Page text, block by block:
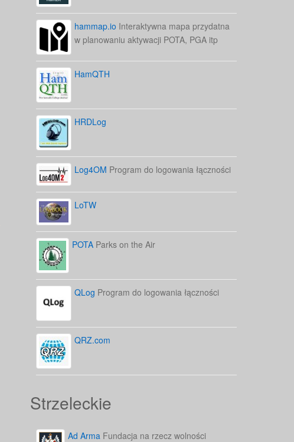
hammap.io Interaktywna mapa przydatna
w planowaniu aktywacji POTA, PGA itp
HamQTH
HRDLog
Log4OM Program do logowania łączności
LoTW
POTA Parks on the Air
QLog Program do logowania łączności
QRZ.com
Strzeleckie
Ad Arma Fundacja na rzecz wolności